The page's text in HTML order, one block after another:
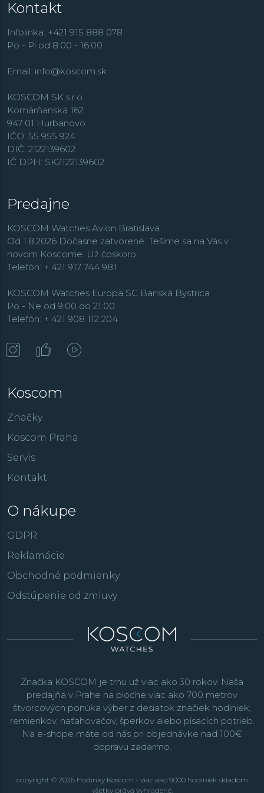
Kontakt
Infolinka: +421 915 888 078
Po - Pi od 8:00 - 16:00
Email: info@koscom.sk
KOSCOM SK s.r.o.
Komárňanská 162
947 01 Hurbanovo
IČO: 55 955 924
DIČ: 2122139602
IČ DPH: SK2122139602
Predajne
KOSCOM Watches Avion Bratislava
Od 1.8.2026 Dočasne zatvorené. Tešíme sa na Vás v
novom Koscome. Už čoskoro.
Telefón: + 421 917 744 981
KOSCOM Watches Europa SC Banská Bystrica
Po - Ne od 9:00 do 21:00
Telefón: + 421 908 112 204
Koscom
Značky
Koscom Praha
Servis
Kontakt
O nákupe
GDPR
Reklamácie
Obchodné podmienky
Odstúpenie od zmluvy
Značka KOSCOM je trhu už viac ako 30 rokov. Naša
predajňa v Prahe na ploche viac ako 700 metrov
štvorcových ponúka výber z desiatok značiek hodiniek,
remienkov, naťahovačov, šperkov alebo písacích potrieb.
Na e-shope máte od nás pri objednávke nad 100€
dopravu zadarmo.
copyright © 2026 Hodinky Koscom - viac ako 9000 hodiniek skladom
všetky práva vyhradené.